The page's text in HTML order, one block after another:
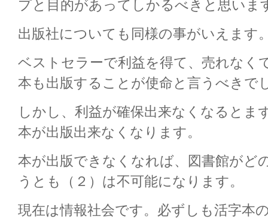
プと目的があってしかるべきと思いま
出版社についても同様の事がいえます
ベストセラーで利益を得て、売れなく
本も出版することが使命と言うべきで
しかし、利益が確保出来なくなるとま
本が出版出来なくなります。
本が出版できなくなれば、図書館がど
うとも（２）は不可能になります。
現在は情報社会です。必ずしも活字本